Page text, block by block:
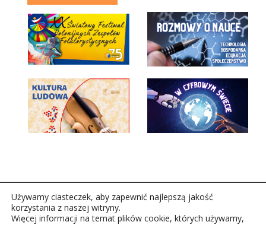
Używamy ciasteczek, aby zapewnić najlepszą jakość
korzystania z naszej witryny.
Więcej informacji na temat plików cookie, których używamy,